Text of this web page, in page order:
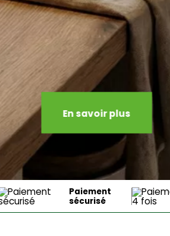
En savoir plus
Paiement
sécurisé